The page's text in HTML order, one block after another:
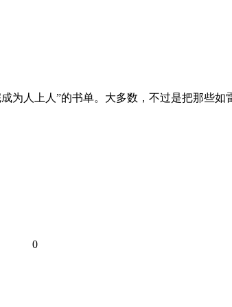
为人上人”的书单。大多数，不过是把那些
0